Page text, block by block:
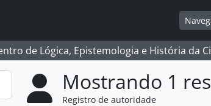
de Lógica, Epistemologia e História da
Mostrando 1
Registro de autoridade